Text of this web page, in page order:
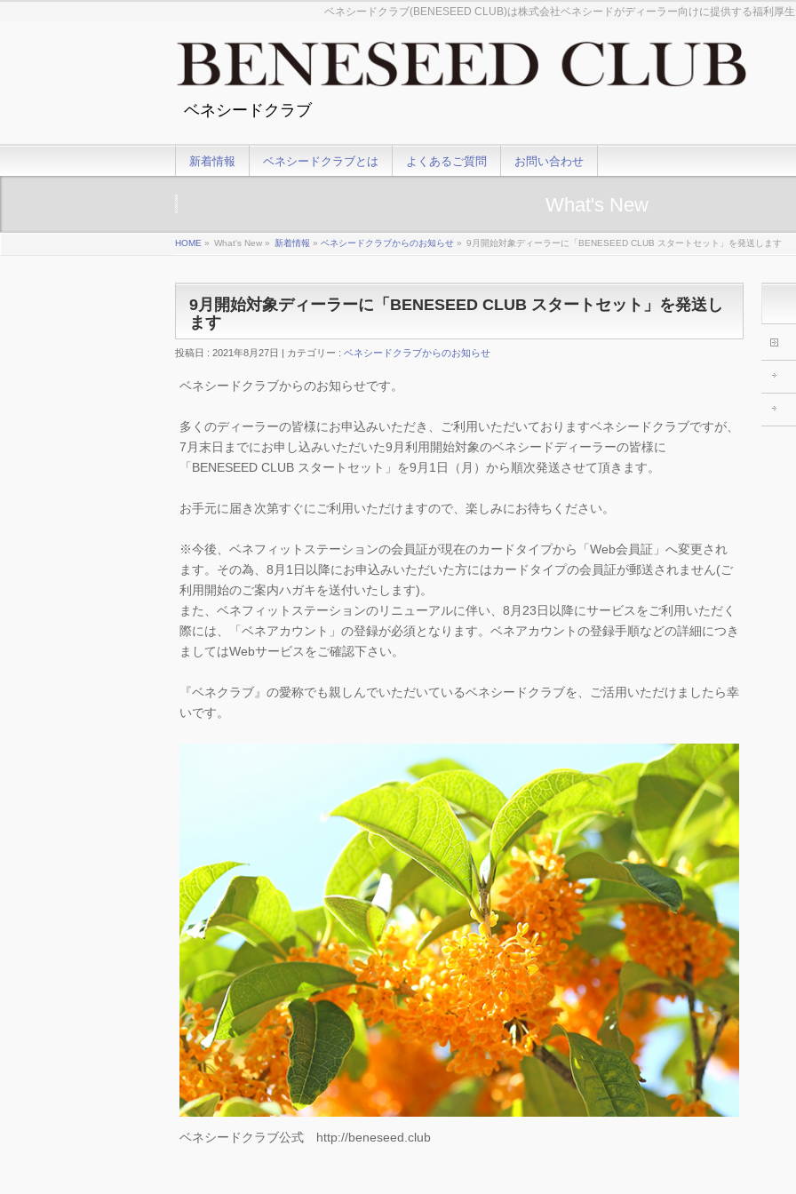
ベネシードクラブ(BENESEED CLUB)は株式会社ベネシードがディーラー向けに提供する福利厚生
ベネシードクラブ
新着情報 ベネシードクラブとは よくあるご質問 お問い合わせ
What's New
HOME » What's New » 新着情報 » ベネシードクラブからのお知らせ » 9月開始対象ディーラーに「BENESEED CLUB スタートセット」を発送します
9月開始対象ディーラーに「BENESEED CLUB スタートセット」を発送し
ます
投稿日 : 2021年8月27日 | カテゴリー : ベネシードクラブからのお知らせ
ベネシードクラブからのお知らせです。
多くのディーラーの皆様にお申込みいただき、ご利用いただいておりますベネシードクラブですが、
7月末日までにお申し込みいただいた9月利用開始対象のベネシードディーラーの皆様に
「BENESEED CLUB スタートセット」を9月1日（月）から順次発送させて頂きます。
お手元に届き次第すぐにご利用いただけますので、楽しみにお待ちください。
※今後、ベネフィットステーションの会員証が現在のカードタイプから「Web会員証」へ変更され
ます。その為、8月1日以降にお申込みいただいた方にはカードタイプの会員証が郵送されません(ご
利用開始のご案内ハガキを送付いたします)。
また、ベネフィットステーションのリニューアルに伴い、8月23日以降にサービスをご利用いただく
際には、「ベネアカウント」の登録が必須となります。ベネアカウントの登録手順などの詳細につき
ましてはWebサービスをご確認下さい。
『ベネクラブ』の愛称でも親しんでいただいているベネシードクラブを、ご活用いただけましたら幸
いです。
ベネシードクラブ公式 http://beneseed.club